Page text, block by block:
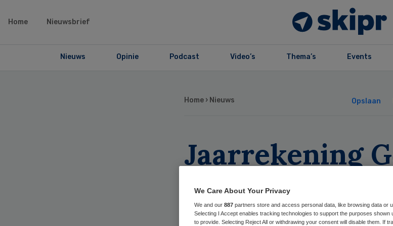
Home Nieuwsbrief
Nieuws Opinie Podcast Video’s Thema’s Events
Home › Nieuws Opslaan
Jaarrekening
ziekenhuizen
februari rond
We Care About Your Privacy
We and our 887 partners store and access personal data, like browsing data or
Selecting I Accept enables tracking technologies to support the purposes
to provide. Selecting Reject All or withdrawing your consent will disable them. If